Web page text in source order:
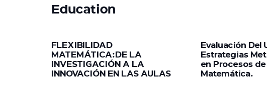
Education
FLEXIBILIDAD
MATEMÁTICA:DE LA
INVESTIGACIÓN A LA
INNOVACIÓN EN LAS AULAS
Evaluación Del
Estrategias
en Procesos
Matemática.